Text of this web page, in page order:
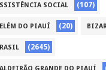
SOCIAL (107)
DO PIAUÍ (20)
(2645)